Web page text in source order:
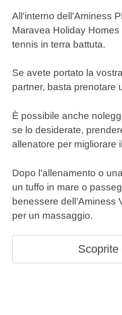
All'interno dell'Aminess
Maravea Holiday
tennis in terra battuta.
Se avete portato la
partner, basta prenotare
È possibile anche
se lo desiderate,
allenatore per migliorare
Dopo l’allenamento o
un tuffo in mare o
benessere dell’Aminess
per un massaggio.
Scoprite